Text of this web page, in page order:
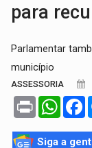
para
Parlamentar
município
ASSESSORIA
Print
Siga a